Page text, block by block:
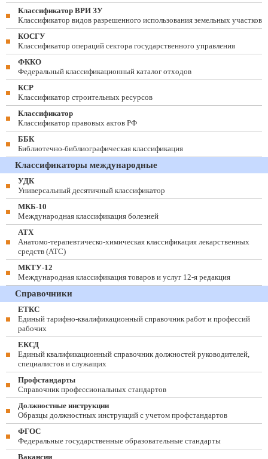
Классификатор ВРИ ЗУ
Классификатор видов разрешенного использования земельных участков
КОСГУ
Классификатор операций сектора государственного управления
ФККО
Федеральный классификационный каталог отходов
КСР
Классификатор строительных ресурсов
Классификатор
Классификатор правовых актов РФ
ББК
Библиотечно-библиографическая классификация
Классификаторы международные
УДК
Универсальный десятичный классификатор
МКБ-10
Международная классификация болезней
АТХ
Анатомо-терапевтическо-химическая классификация лекарственных
средств (ATC)
МКТУ-12
Международная классификация товаров и услуг 12-я редакция
Справочники
ЕТКС
Единый тарифно-квалификационный справочник работ и профессий
рабочих
ЕКСД
Единый квалификационный справочник должностей руководителей,
специалистов и служащих
Профстандарты
Справочник профессиональных стандартов
Должностные инструкции
Образцы должностных инструкций с учетом профстандартов
ФГОС
Федеральные государственные образовательные стандарты
Вакансии